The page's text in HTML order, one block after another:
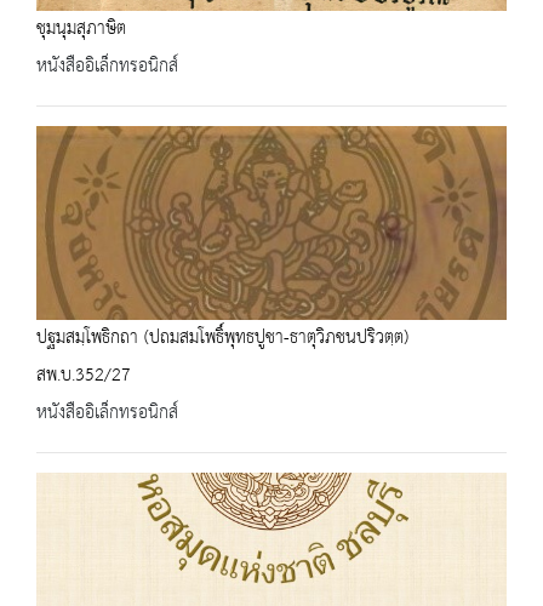
ชุมนุมสุภาษิต
หนังสืออิเล็กทรอนิกส์
ปฐมสมฺโพธิกถา (ปถมสมโพธิ์พุทธปูชา-ธาตุวิภชนปริวตฺต)
สพ.บ.352/27
หนังสืออิเล็กทรอนิกส์